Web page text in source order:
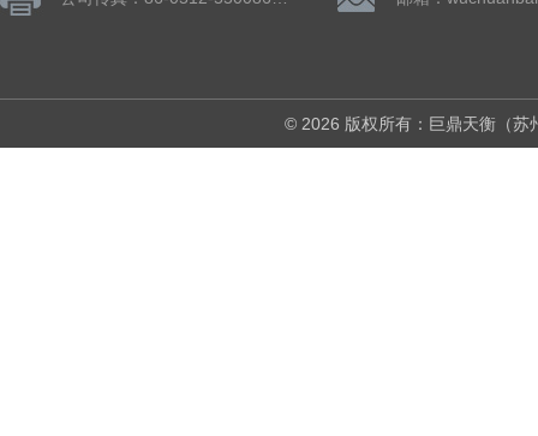
© 2026 版权所有：巨鼎天衡（